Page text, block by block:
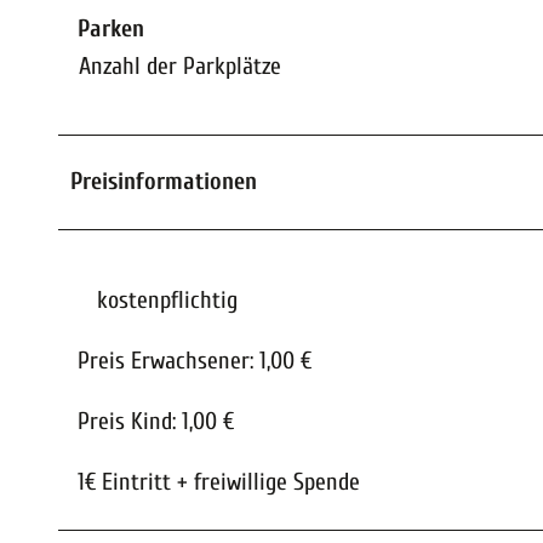
Parken
Anzahl der Parkplätze
Preisinformationen
kostenpflichtig
Preis Erwachsener: 1,00 €
Preis Kind: 1,00 €
1€ Eintritt + freiwillige Spende